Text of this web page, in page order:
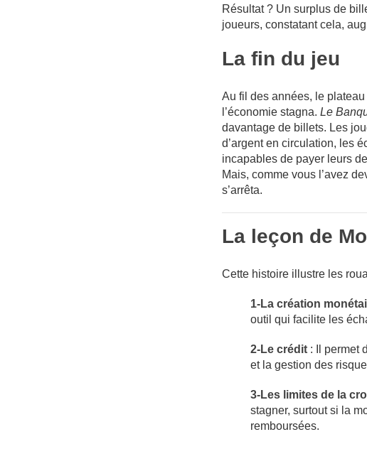
Résultat ? Un surplus de
joueurs, constatant cela,
La fin du jeu
Au fil des années, le
l’économie stagna. Le
davantage de billets. Les
d’argent en circulation, les
incapables de payer leurs
Mais, comme vous l’avez
s’arrêta.
La leçon de
Cette histoire illustre les
1-La création
outil qui facilite les
2-Le crédit : Il permet
et la gestion des
3-Les limites de la
stagner, surtout si la
remboursées.